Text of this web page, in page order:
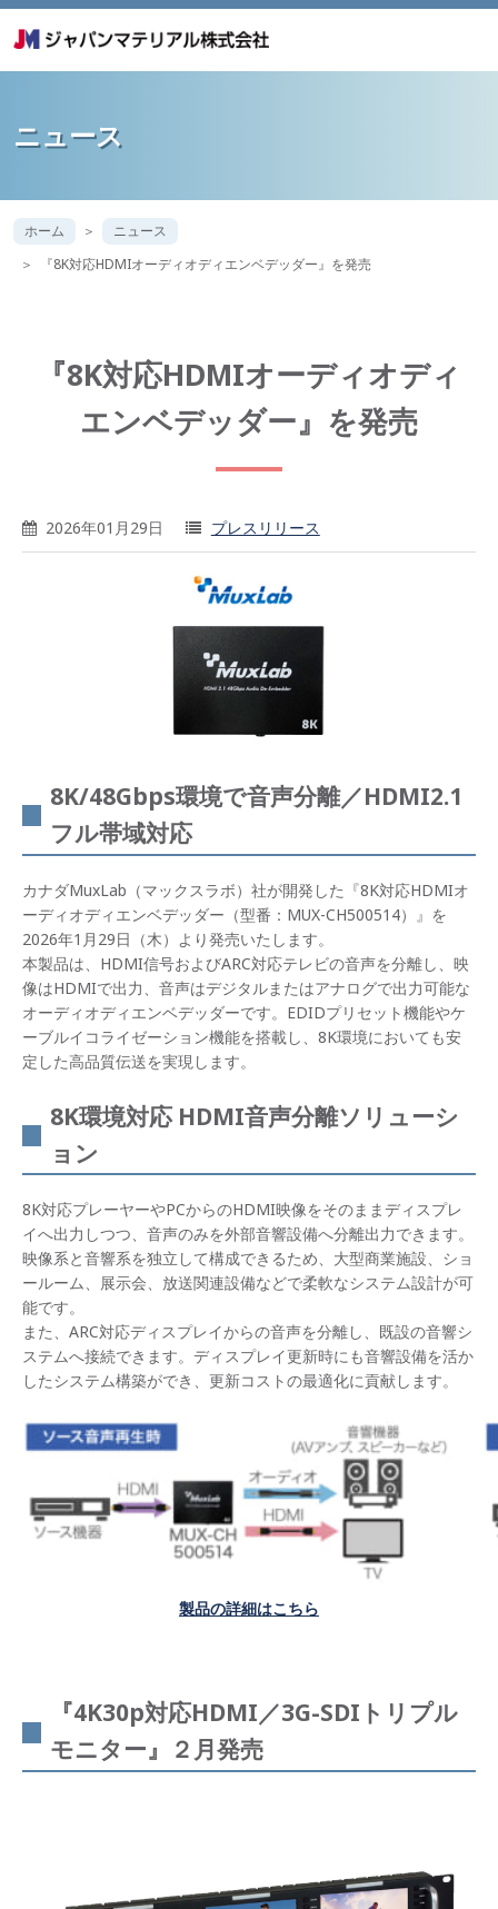
ニュース
ホーム
ニュース
『8K対応HDMIオーディオディエンベデッダー』を発売
『8K対応HDMIオーディオディ
エンベデッダー』を発売
2026年01月29日 プレスリリース
8K/48Gbps環境で音声分離／HDMI2.1
フル帯域対応
カナダMuxLab（マックスラボ）社が開発した『8K対応HDMIオ
ーディオディエンベデッダー（型番：MUX-CH500514）』を
2026年1月29日（木）より発売いたします。
本製品は、HDMI信号およびARC対応テレビの音声を分離し、映
像はHDMIで出力、音声はデジタルまたはアナログで出力可能な
オーディオディエンベデッダーです。EDIDプリセット機能やケ
ーブルイコライゼーション機能を搭載し、8K環境においても安
定した高品質伝送を実現します。
8K環境対応 HDMI音声分離ソリューシ
ョン
8K対応プレーヤーやPCからのHDMI映像をそのままディスプレ
イへ出力しつつ、音声のみを外部音響設備へ分離出力できます。
映像系と音響系を独立して構成できるため、大型商業施設、ショ
ールーム、展示会、放送関連設備などで柔軟なシステム設計が可
能です。
また、ARC対応ディスプレイからの音声を分離し、既設の音響シ
ステムへ接続できます。ディスプレイ更新時にも音響設備を活か
したシステム構築ができ、更新コストの最適化に貢献します。
製品の詳細はこちら
『4K30p対応HDMI／3G-SDIトリプル
モニター』２月発売